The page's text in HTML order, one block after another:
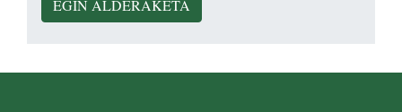
EGIN ALDERAKETA